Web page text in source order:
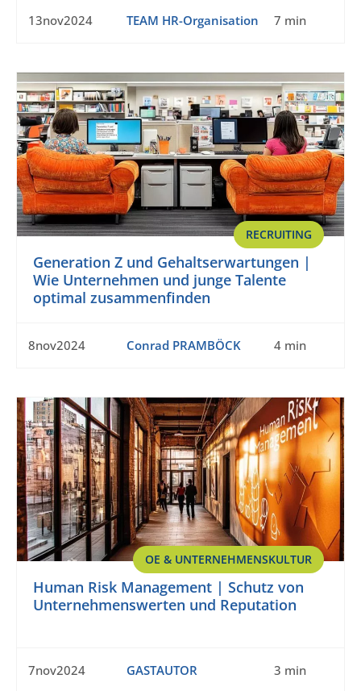
13nov2024 TEAM HR-Organisation 7 min
RECRUITING
Generation Z und Gehaltserwartungen |
Wie Unternehmen und junge Talente
optimal zusammenfinden
8nov2024 Conrad PRAMBÖCK 4 min
OE & UNTERNEHMENSKULTUR
Human Risk Management | Schutz von
Unternehmenswerten und Reputation
7nov2024 GASTAUTOR 3 min